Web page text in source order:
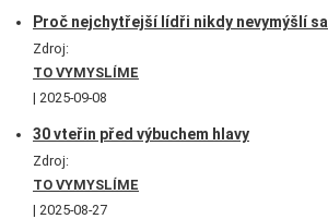
Proč nejchytřejší lídři nikdy nevymýšlí
Zdroj:
TO VYMYSLÍME
2025-09-08
30 vteřin před výbuchem hlavy
Zdroj:
TO VYMYSLÍME
2025-08-27